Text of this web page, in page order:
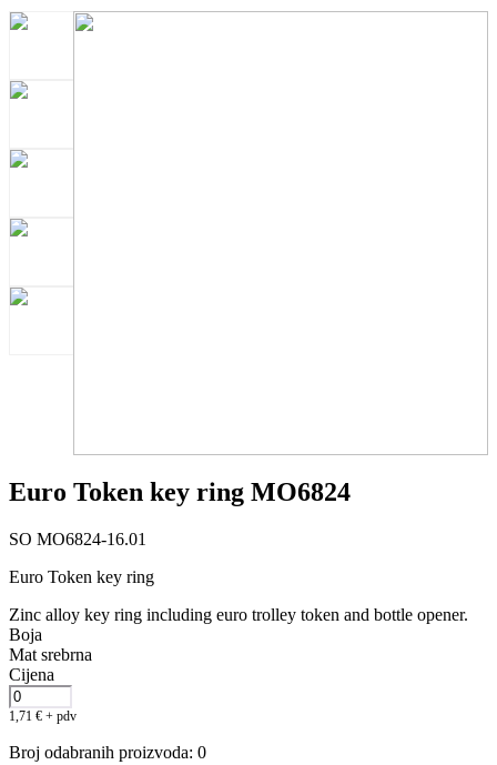
Euro Token key ring MO6824
SO MO6824-16.01
Euro Token key ring
Zinc alloy key ring including euro trolley token and bottle opener.
Boja
Mat srebrna
Cijena
1,71 € + pdv
Broj odabranih proizvoda: 0